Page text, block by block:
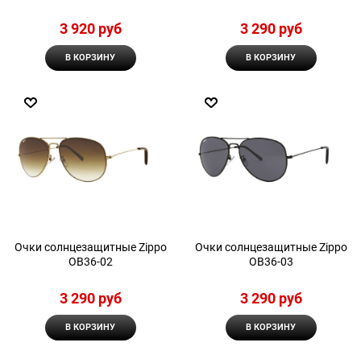
3 920 руб
В КОРЗИНУ
3 290 руб
В КОРЗИНУ
Очки солнцезащитные Zippo
OB36-02
3 290 руб
В КОРЗИНУ
Очки солнцезащитные Zippo
OB36-03
3 290 руб
В КОРЗИНУ